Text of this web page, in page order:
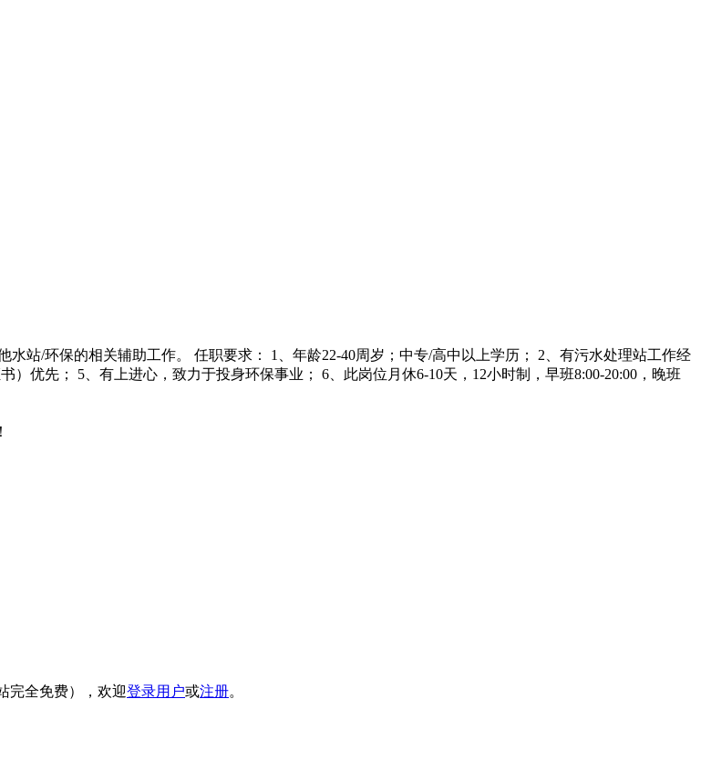
站/环保的相关辅助工作。 任职要求： 1、年龄22-40周岁；中专/高中以上学历； 2、有污水处理站工作经
优先； 5、有上进心，致力于投身环保事业； 6、此岗位月休6-10天，12小时制，早班8:00-20:00，晚班
完全免费），欢迎登录用户或注册。